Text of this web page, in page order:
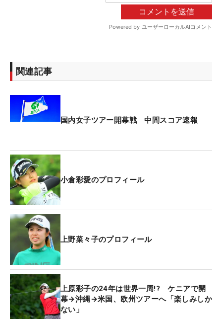
関連記事
国内女子ツアー開幕戦 中間スコア速報
小倉彩愛のプロフィール
上野菜々子のプロフィール
上原彩子の24年は世界一周!? ケニアで開
幕→沖縄→米国、欧州ツアーへ「楽しみしか
ない」